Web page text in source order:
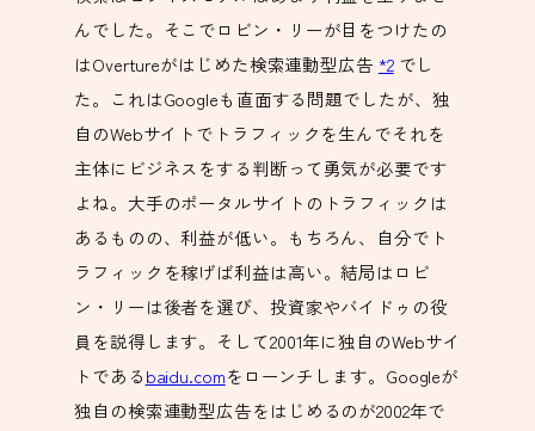
んでした。そこでロビン・リーが目をつけたの
はOvertureがはじめた検索連動型広告 *2でし
た。これはGoogleも直面する問題でしたが、独
自のWebサイトでトラフィックを生んでそれを
主体にビジネスをする判断って勇気が必要です
よね。大手のポータルサイトのトラフィックは
あるものの、利益が低い。もちろん、自分でト
ラフィックを稼げば利益は高い。結局はロビ
ン・リーは後者を選び、投資家やバイドゥの役
員を説得します。そして2001年に独自のWebサイ
トであるbaidu.comをローンチします。Googleが
独自の検索連動型広告をはじめるのが2002年で